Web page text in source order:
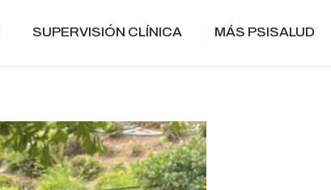
SUPERVISIÓN CLÍNICA MÁS PSISALUD